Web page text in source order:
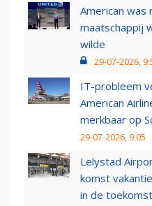
American was
maatschappij
wilde
29-07-2026,
IT-probleem
American
merkbaar op
29-07-2026, 9:05
Lelystad
komst
in de